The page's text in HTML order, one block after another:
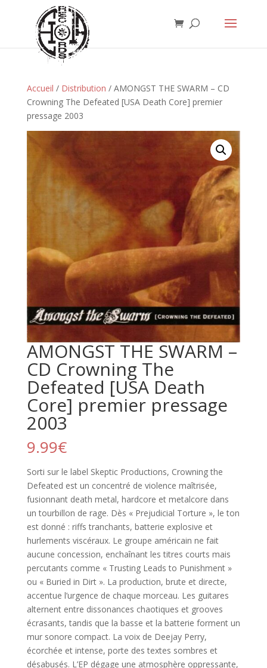
Accueil / Distribution / AMONGST THE SWARM – CD
Crowning The Defeated [USA Death Core] premier
pressage 2003
AMONGST THE SWARM –
CD Crowning The
Defeated [USA Death
Core] premier pressage
2003
9.99€
Sorti sur le label Skeptic Productions, Crowning the
Defeated est un concentré de violence maîtrisée,
fusionnant death metal, hardcore et metalcore dans
un tourbillon de rage. Dès « Prejudicial Torture », le ton
est donné : riffs tranchants, batterie explosive et
hurlements viscéraux. Le groupe américain ne fait
aucune concession, enchaînant les titres courts mais
percutants comme « Trusting Leads to Punishment »
ou « Buried in Dirt ». La production, brute et directe,
accentue l’urgence de chaque morceau. Les guitares
alternent entre dissonances chaotiques et grooves
écrasants, tandis que la basse et la batterie forment un
mur sonore compact. La voix de Deejay Perry,
écorchée et intense, porte des textes sombres et
désabusés. L’EP dégage une atmosphère oppressante,